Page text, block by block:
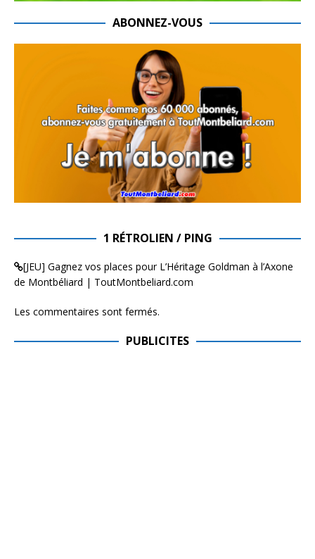
ABONNEZ-VOUS
1 RÉTROLIEN / PING
[JEU] Gagnez vos places pour L’Héritage Goldman à l’Axone
de Montbéliard | ToutMontbeliard.com
Les commentaires sont fermés.
PUBLICITES